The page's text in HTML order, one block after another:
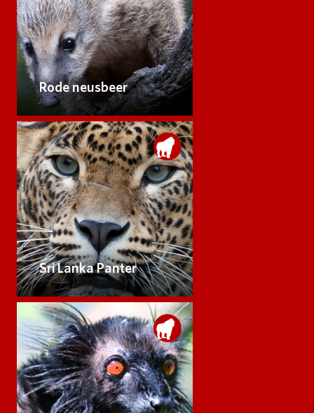
Rode neusbeer
Sri Lanka Panter